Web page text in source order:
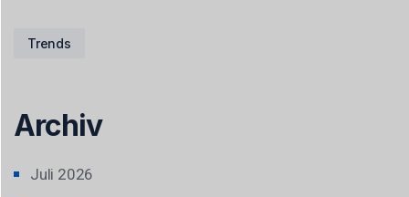
Trends
Archiv
Juli 2026